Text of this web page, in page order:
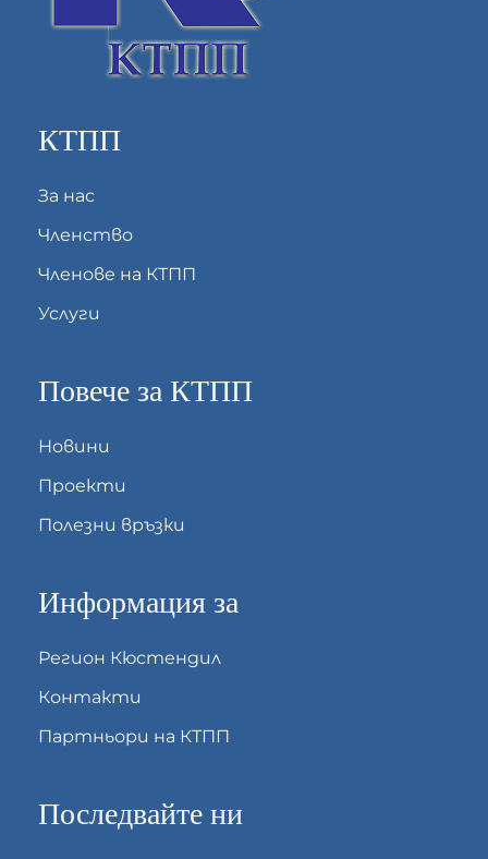
КТПП
За нас
Членство
Членове на КТПП
Услуги
Повече за КТПП
Новини
Проекти
Полезни връзки
Информация за
Регион Кюстендил
Контакти
Партньори на КТПП
Последвайте ни